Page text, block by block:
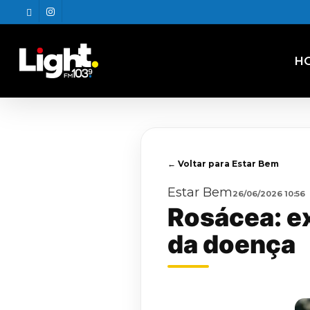
to
twitterinstagram
← Voltar para Estar Bem
Estar Bem 26/06/2026 10:56
Rosácea:
da doença